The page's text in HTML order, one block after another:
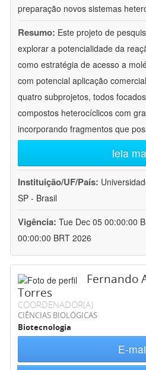
preparação novos sistemas
Resumo: Este projeto de
explorar a potencialidade da
como estratégia de acesso a
com potencial aplicação
quatro subprojetos, todos
compostos heterocíclicos com
incorporando fragmentos que
leia
Instituição/UF/País:
SP - Brasil
Vigência: Tue Dec 05 00:00:00
00:00:00 BRT 2026
Fernando
Torres
COORDENADOR(A)
CIÊNCIAS BIOLÓGICAS
Biotecnologia
E-